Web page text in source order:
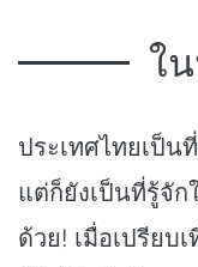
ใ
ประเทศไทยเป็น
แต่ก็ยังเป็นที่รู้จัก
ด้วย! เมื่อเปรียบ